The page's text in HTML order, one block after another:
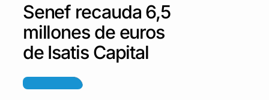
Senef recauda 6,5
millones de euros
de Isatis Capital